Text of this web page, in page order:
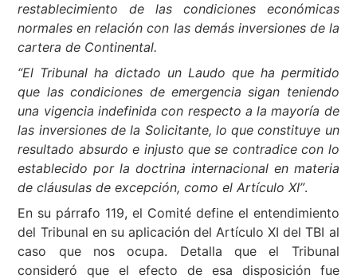
restablecimiento de las condiciones económicas
normales en relación con las demás inversiones de la
cartera de Continental.
“El Tribunal ha dictado un Laudo que ha permitido
que las condiciones de emergencia sigan teniendo
una vigencia indefinida con respecto a la mayoría de
las inversiones de la Solicitante, lo que constituye un
resultado absurdo e injusto que se contradice con lo
establecido por la doctrina internacional en materia
de cláusulas de excepción, como el Artículo XI”.
En su párrafo 119, el Comité define el entendimiento
del Tribunal en su aplicación del Artículo XI del TBI al
caso que nos ocupa. Detalla que el Tribunal
consideró que el efecto de esa disposición fue